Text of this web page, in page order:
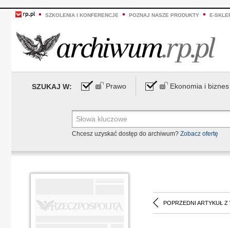
SZKOLENIA I KONFERENCJE POZNAJ NASZE PRODUKTY E-
SZUKAJ W: Prawo Ekonomia i biznes
Chcesz uzyskać dostęp do archiwum? Zobacz ofertę
POPRZEDNI ARTYKUŁ Z